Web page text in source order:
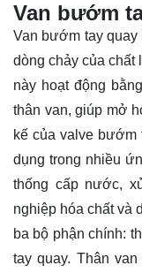
Van bướm
Van bướm tay
dòng chảy của chất
này hoạt động
thân van, giúp mở
kế của valve
dụng trong nhiều
thống cấp nước,
nghiệp hóa chất và
ba bộ phận chính:
tay quay. Thân